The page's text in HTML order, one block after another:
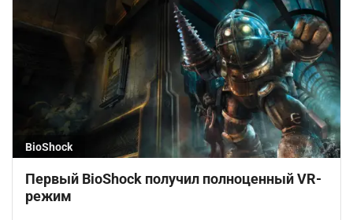
BioShock
Первый BioShock получил полноценный VR-
режим